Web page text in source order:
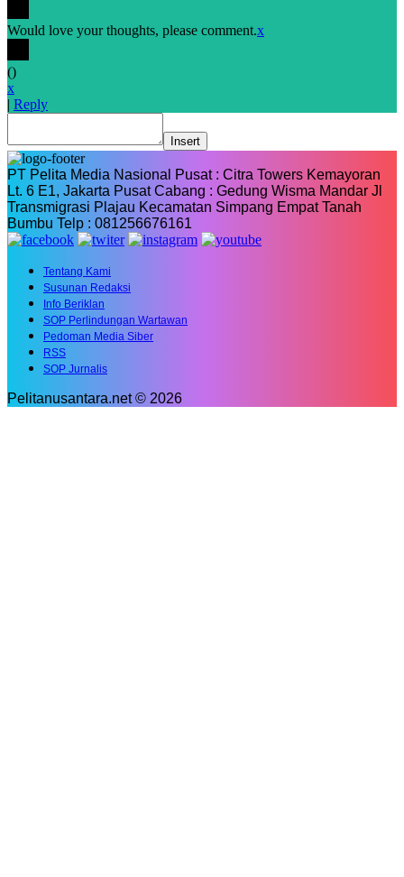
Would love your thoughts, please comment.x
()
x
| Reply
Insert
PT Pelita Media Nasional Pusat : Citra Towers Kemayoran
Lt. 6 E1, Jakarta Pusat Cabang : Gedung Wisma Mandar Jl
Transmigrasi Plajau Kecamatan Simpang Empat Tanah
Bumbu Telp : 081256676161
Tentang Kami
Susunan Redaksi
Info Beriklan
SOP Perlindungan Wartawan
Pedoman Media Siber
RSS
SOP Jurnalis
Pelitanusantara.net © 2026